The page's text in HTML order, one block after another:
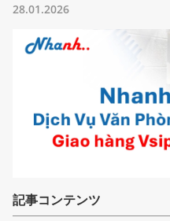
28.01.2026
記事コンテンツ